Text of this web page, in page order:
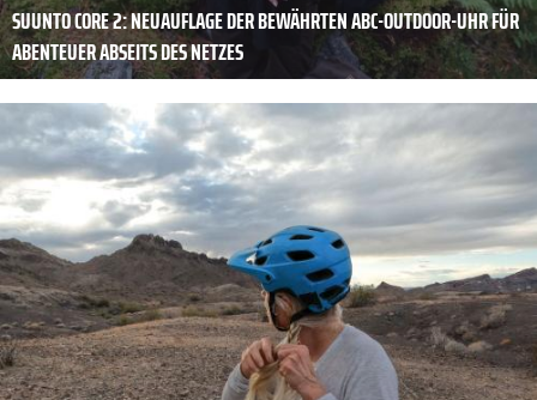
SUUNTO CORE 2: NEUAUFLAGE DER BEWÄHRTEN ABC-OUTDOOR-UHR FÜR
ABENTEUER ABSEITS DES NETZES